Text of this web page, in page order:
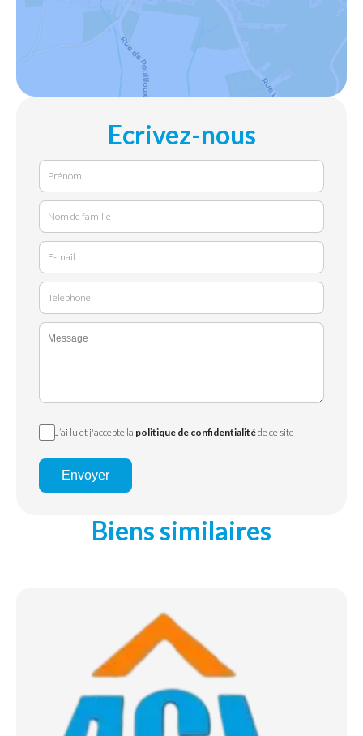
Ecrivez-nous
J’ai lu et j'accepte la politique de confidentialitéde ce site
Envoyer
Biens similaires